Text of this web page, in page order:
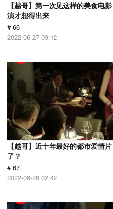
【越哥】第一次见这样的美食电
演才想得出来
# 66
2022-06-27 09:12
【越哥】近十年最好的都市爱情
了？
# 67
2022-06-26 02:42